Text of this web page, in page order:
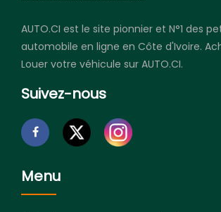
AUTO.CI est le site pionnier et N°1 des
automobile en ligne en Côte d'Ivoire.
Louer votre véhicule sur AUTO.CI.
Suivez-nous
Menu